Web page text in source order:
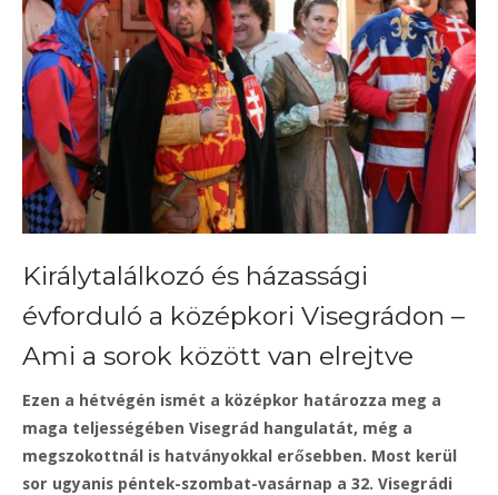
Királytalálkozó és házassági
évforduló a középkori Visegrádon –
Ami a sorok között van elrejtve
Ezen a hétvégén ismét a középkor határozza meg a
maga teljességében Visegrád hangulatát, még a
megszokottnál is hatványokkal erősebben. Most kerül
sor ugyanis péntek-szombat-vasárnap a 32. Visegrádi